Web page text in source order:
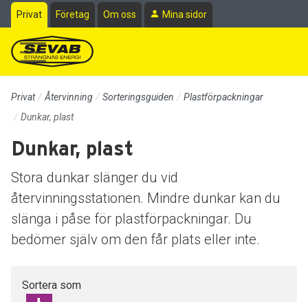
Till sidans huvudinnehåll
Privat Företag Om oss Mina sidor
Privat Återvinning Sorteringsguiden
Plastförpackningar
Dunkar, plast
Dunkar, plast
Stora dunkar slänger du vid
återvinningsstationen. Mindre dunkar kan du
slänga i påse för plastförpackningar. Du
bedömer själv om den får plats eller inte.
Sortera som